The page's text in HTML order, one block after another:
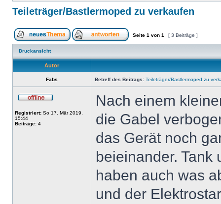
Teileträger/Bastlermoped zu verkaufen
Seite 1 von 1 [ 3 Beiträge ]
Druckansicht
Autor
Fabs Betreff des Beitrags: Teileträger/Bastlermoped zu
Registriert: So 17. Mär 2019,
15:44
Beiträge: 4
Nach einem
die Gabel
das Gerät noch
beieinander. Tank
haben auch was
und der